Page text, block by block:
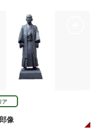
ア
像